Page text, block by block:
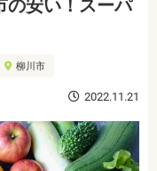
の安い！スーパ
柳川市
2022.11.21